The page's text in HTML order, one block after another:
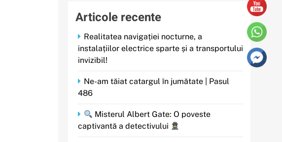
Articole recente
Realitatea navigației nocturne, a
instalațiilor electrice sparte și a transportului
invizibil!
Ne-am tăiat catargul în jumătate | Pasul
486
Misterul Albert Gate: O poveste
captivantă a detectivului